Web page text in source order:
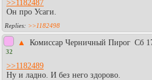
>>1182487
Он про Усаги.
>>1182498
▲ Комиссар Черничный Пирог Сб
32
>>1182489
Ну и ладно. И без него здорово.